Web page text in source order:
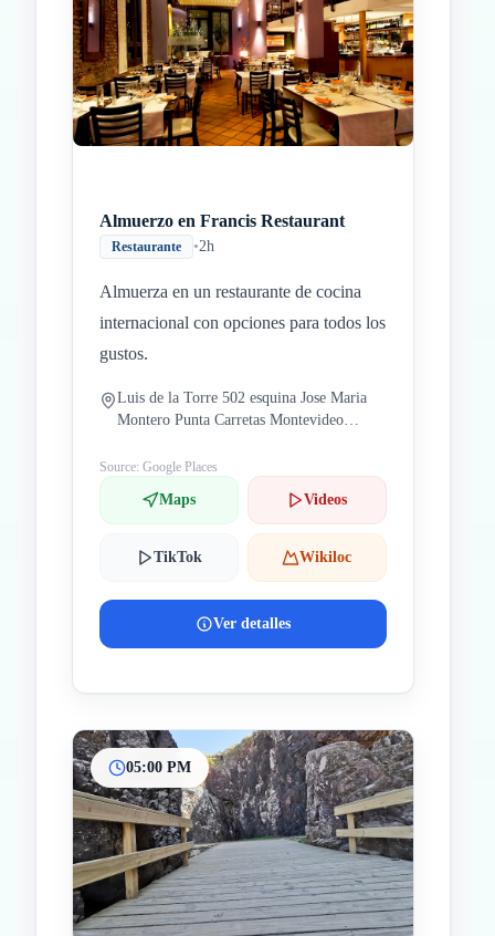
Almuerzo en Francis Restaurant
Restaurante •2h
Almuerza en un restaurante de cocina
internacional con opciones para todos los
gustos.
Luis de la Torre 502 esquina Jose Maria
Montero Punta Carretas Montevideo
Source: Google Places
Maps Videos
TikTok Wikiloc
Ver detalles
05:00 PM